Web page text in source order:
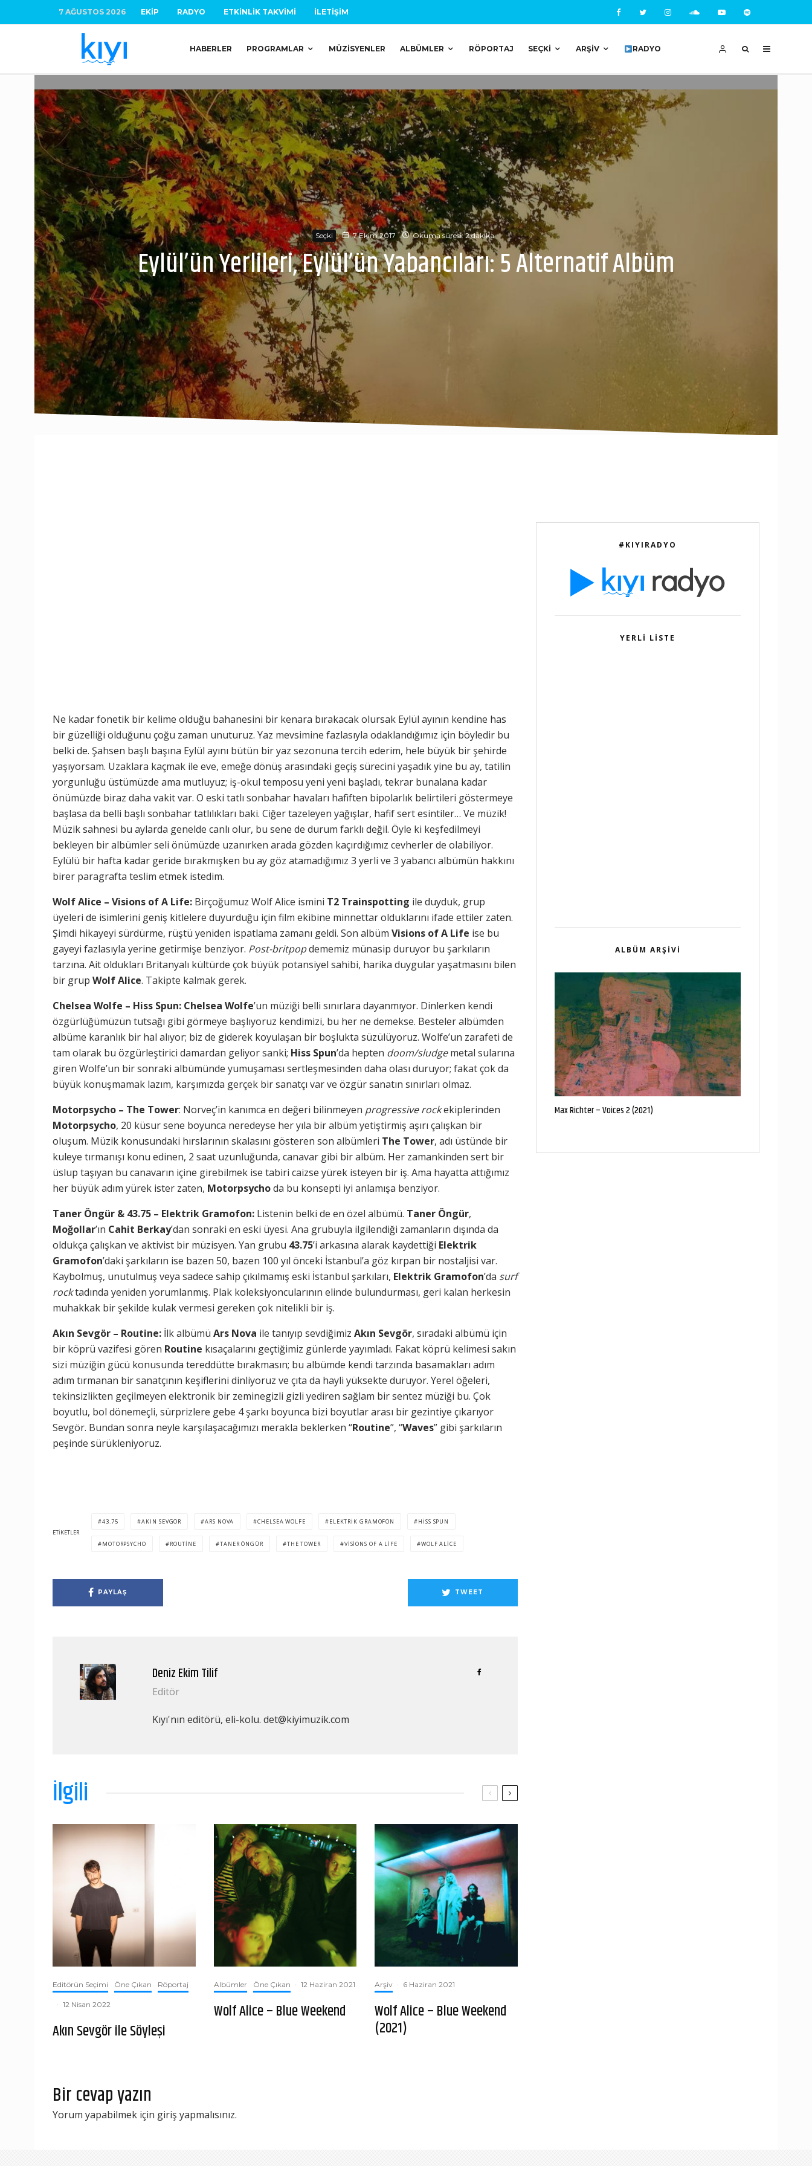
7 AĞUSTOS 2026 EKIP RADYO ETKINLIK TAKVIMI İLETIŞIM
HABERLER PROGRAMLAR MÜZISYENLER ALBÜMLER RÖPORTAJ SEÇKI ARŞIV RADYO
Seçki 7 Ekim 2017 Okuma süresi: 2 dakika
Eylül’ün Yerlileri, Eylül’ün Yabancıları: 5 Alternatif Albüm
Ne kadar fonetik bir kelime olduğu bahanesini bir kenara bırakacak olursak Eylül ayının kendine has
bir güzelliği olduğunu çoğu zaman unuturuz. Yaz mevsimine fazlasıyla odaklandığımız için böyledir bu
belki de. Şahsen başlı başına Eylül ayını bütün bir yaz sezonuna tercih ederim, hele büyük bir şehirde
yaşıyorsam. Uzaklara kaçmak ile eve, emeğe dönüş arasındaki geçiş sürecini yaşadık yine bu ay, tatilin
yorgunluğu üstümüzde ama mutluyuz; iş-okul temposu yeni yeni başladı, tekrar bunalana kadar
önümüzde biraz daha vakit var. O eski tatlı sonbahar havaları hafiften bipolarlık belirtileri göstermeye
başlasa da belli başlı sonbahar tatlılıkları baki. Ciğer tazeleyen yağışlar, hafif sert esintiler… Ve müzik!
Müzik sahnesi bu aylarda genelde canlı olur, bu sene de durum farklı değil. Öyle ki keşfedilmeyi
bekleyen bir albümler seli önümüzde uzanırken arada gözden kaçırdığımız cevherler de olabiliyor.
Eylülü bir hafta kadar geride bırakmışken bu ay göz atamadığımız 3 yerli ve 3 yabancı albümün hakkını
birer paragrafta teslim etmek istedim.
Wolf Alice – Visions of A Life: Birçoğumuz Wolf Alice ismini T2 Trainspotting ile duyduk, grup
üyeleri de isimlerini geniş kitlelere duyurduğu için film ekibine minnettar olduklarını ifade ettiler zaten.
Şimdi hikayeyi sürdürme, rüştü yeniden ispatlama zamanı geldi. Son albüm Visions of A Life ise bu
gayeyi fazlasıyla yerine getirmişe benziyor. Post-britpopdememiz münasip duruyor bu şarkıların
tarzına. Ait oldukları Britanyalı kültürde çok büyük potansiyel sahibi, harika duygular yaşatmasını bilen
bir grup Wolf Alice. Takipte kalmak gerek.
Chelsea Wolfe – Hiss Spun: Chelsea Wolfe’un müziği belli sınırlara dayanmıyor. Dinlerken kendi
özgürlüğümüzün tutsağı gibi görmeye başlıyoruz kendimizi, bu her ne demekse. Besteler albümden
albüme karanlık bir hal alıyor; biz de giderek koyulaşan bir boşlukta süzülüyoruz. Wolfe’un zarafeti de
tam olarak bu özgürleştirici damardan geliyor sanki; Hiss Spun’da hepten doom/sludgemetal sularına
giren Wolfe’un bir sonraki albümünde yumuşaması sertleşmesinden daha olası duruyor; fakat çok da
büyük konuşmamak lazım, karşımızda gerçek bir sanatçı var ve özgür sanatın sınırları olmaz.
Motorpsycho – The Tower: Norveç’in kanımca en değeri bilinmeyen progressive rockekiplerinden
Motorpsycho, 20 küsur sene boyunca neredeyse her yıla bir albüm yetiştirmiş aşırı çalışkan bir
oluşum. Müzik konusundaki hırslarının skalasını gösteren son albümleri The Tower, adı üstünde bir
kuleye tırmanışı konu edinen, 2 saat uzunluğunda, canavar gibi bir albüm. Her zamankinden sert bir
üslup taşıyan bu canavarın içine girebilmek ise tabiri caizse yürek isteyen bir iş. Ama hayatta attığımız
her büyük adım yürek ister zaten, Motorpsychoda bu konsepti iyi anlamışa benziyor.
Taner Öngür & 43.75 – Elektrik Gramofon: Listenin belki de en özel albümü. Taner Öngür,
Moğollar’ın Cahit Berkay’dan sonraki en eski üyesi. Ana grubuyla ilgilendiği zamanların dışında da
oldukça çalışkan ve aktivist bir müzisyen. Yan grubu 43.75’i arkasına alarak kaydettiği Elektrik
Gramofon’daki şarkıların ise bazen 50, bazen 100 yıl önceki İstanbul’a göz kırpan bir nostaljisi var.
Kaybolmuş, unutulmuş veya sadece sahip çıkılmamış eski İstanbul şarkıları, Elektrik Gramofon’da surf
rocktadında yeniden yorumlanmış. Plak koleksiyoncularının elinde bulundurması, geri kalan herkesin
muhakkak bir şekilde kulak vermesi gereken çok nitelikli bir iş.
Akın Sevgör – Routine: İlk albümü Ars Nova ile tanıyıp sevdiğimiz Akın Sevgör, sıradaki albümü için
bir köprü vazifesi gören Routine kısaçalarını geçtiğimiz günlerde yayımladı. Fakat köprü kelimesi sakın
sizi müziğin gücü konusunda tereddütte bırakmasın; bu albümde kendi tarzında basamakları adım
adım tırmanan bir sanatçının keşiflerini dinliyoruz ve çıta da hayli yüksekte duruyor. Yerel öğeleri,
tekinsizlikten geçilmeyen elektronik bir zeminegizli gizli yediren sağlam bir sentez müziği bu. Çok
boyutlu, bol dönemeçli, sürprizlere gebe 4 şarkı boyunca bizi boyutlar arası bir gezintiye çıkarıyor
Sevgör. Bundan sonra neyle karşılaşacağımızı merakla beklerken “Routine”, “Waves” gibi şarkıların
peşinde sürükleniyoruz.
ETIKETLER
43.75 AKIN SEVGÖR ARS NOVA CHELSEA WOLFE ELEKTRIK GRAMOFON HISS SPUN
MOTORPSYCHO ROUTINE TANER ÖNGÜR THE TOWER VISIONS OF A LIFE WOLF ALICE
PAYLAŞ TWEET
Deniz Ekim Tilif
Editör
Kıyı'nın editörü, eli-kolu. det@kiyimuzik.com
İlgili
Editörün Seçimi Öne Çıkan Röportaj
· 12 Nisan 2022
Akın Sevgör ile Söyleşi
Albümler Öne Çıkan · 12 Haziran 2021
Wolf Alice – Blue Weekend
Arşiv · 6 Haziran 2021
Wolf Alice – Blue Weekend
(2021)
Bir cevap yazın
Yorum yapabilmek için giriş yapmalısınız.
#KIYIRADYO
YERLI LISTE
ALBÜM ARŞIVI
Max Richter – Voices 2 (2021)